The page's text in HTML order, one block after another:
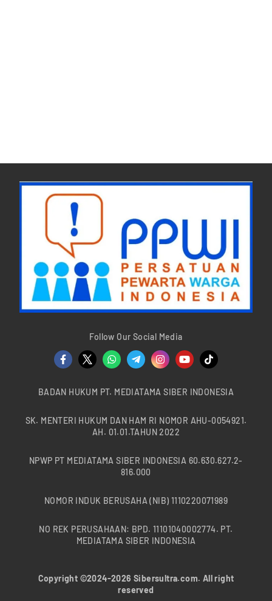
Follow Our Social Media
BADAN HUKUM PT. MEDIATAMA SIBER INDONESIA
SK. MENTERI HUKUM DAN HAM RI NOMOR AHU-0054921.
AH. 01.01.TAHUN 2022
NPWP PT MEDIATAMA SIBER INDONESIA 60.630.627.2-
816.000
NOMOR INDUK BERUSAHA (NIB) 1110220071989
NO REK PERUSAHAAN: BPD. 11101040002774. PT.
MEDIATAMA SIBER INDONESIA
Copyright ©2024-2026 Sibersultra.com. All right
reserved